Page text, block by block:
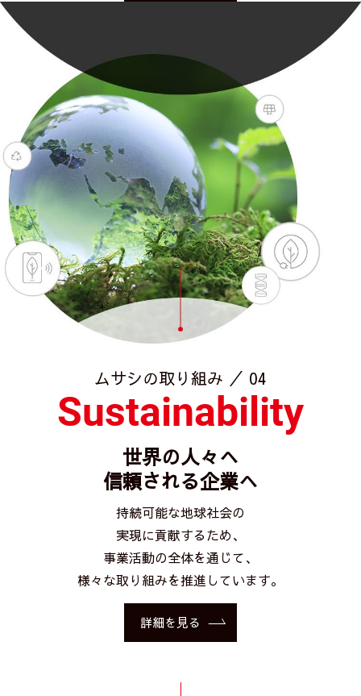
ムサシの取り組み ／ 04
Sustainability
世界の人々へ
信頼される企業へ
持続可能な地球社会の
実現に貢献するため、
事業活動の全体を通じて、
様々な取り組みを推進しています。
詳細を見る